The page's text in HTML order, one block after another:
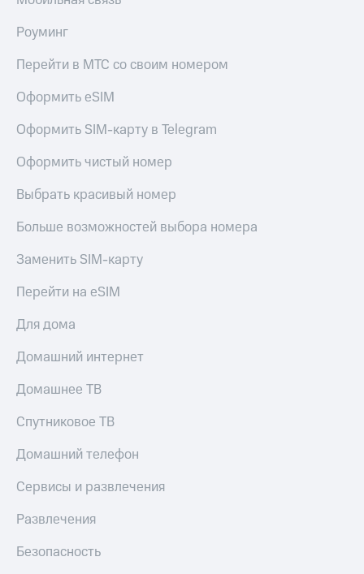
Роуминг
Перейти в МТС со своим номером
Оформить eSIM
Оформить SIM-карту в Telegram
Оформить чистый номер
Выбрать красивый номер
Больше возможностей выбора номера
Заменить SIM-карту
Перейти на eSIM
Для дома
Домашний интернет
Домашнее ТВ
Спутниковое ТВ
Домашний телефон
Сервисы и развлечения
Развлечения
Безопасность